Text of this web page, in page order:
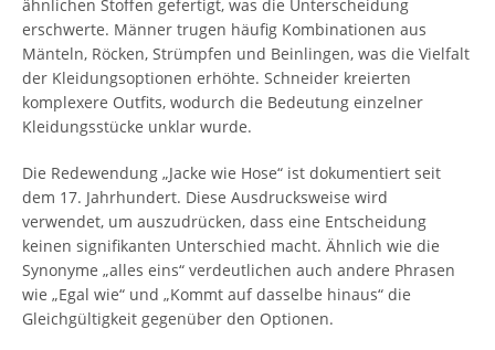
ähnlichen Stoffen gefertigt, was die Unterscheidung
erschwerte. Männer trugen häufig Kombinationen aus
Mänteln, Röcken, Strümpfen und Beinlingen, was die Vielfalt
der Kleidungsoptionen erhöhte. Schneider kreierten
komplexere Outfits, wodurch die Bedeutung einzelner
Kleidungsstücke unklar wurde.
Die Redewendung „Jacke wie Hose“ ist dokumentiert seit
dem 17. Jahrhundert. Diese Ausdrucksweise wird
verwendet, um auszudrücken, dass eine Entscheidung
keinen signifikanten Unterschied macht. Ähnlich wie die
Synonyme „alles eins“ verdeutlichen auch andere Phrasen
wie „Egal wie“ und „Kommt auf dasselbe hinaus“ die
Gleichgültigkeit gegenüber den Optionen.